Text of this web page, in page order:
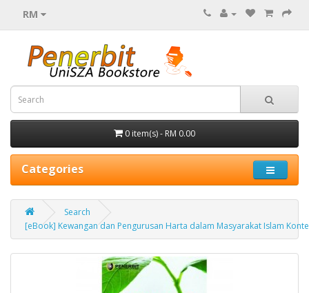
RM
0 item(s) - RM 0.00
Categories
Search
[eBook] Kewangan dan Pengurusan Harta dalam Masyarakat Islam